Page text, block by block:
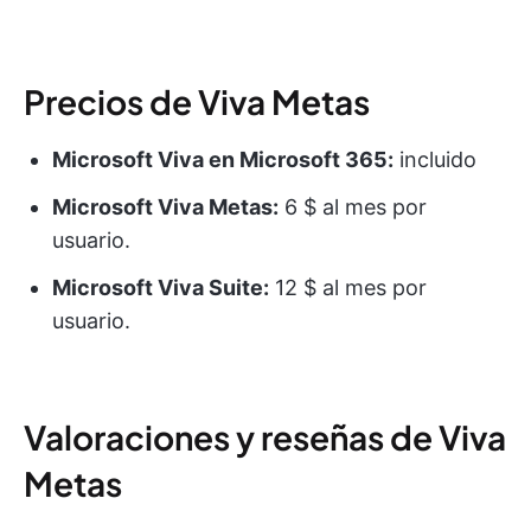
Precios de Viva Metas
Microsoft Viva en Microsoft 365: incluido
Microsoft Viva Metas: 6 $ al mes por
usuario.
Microsoft Viva Suite: 12 $ al mes por
usuario.
Valoraciones y reseñas de Viva
Metas